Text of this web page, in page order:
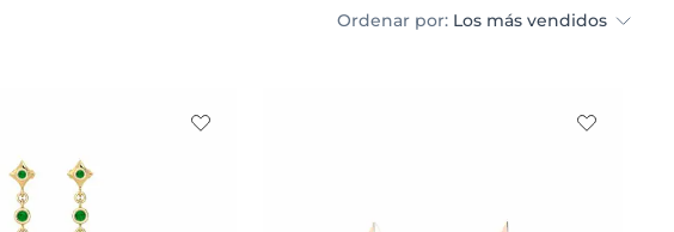
Ordenar por: Los más vendidos